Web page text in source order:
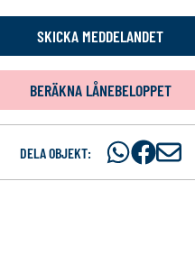
SKICKA MEDDELANDET
BERÄKNA LÅNEBELOPPET
DELA OBJEKT:
DelaDelaD